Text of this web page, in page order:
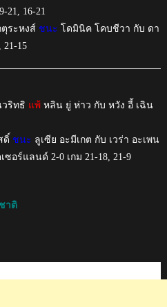
21, 16-21
ระหงส์ ชนะ โดมินิค โคบชีวา กับ ดา
21-15
ริทธิ แพ้หลิน ยู่ ห่าว กับ หวัง อี้ เฉิน
ดิ์ ชนะ ลูเซีย อะมีเกต กับ เวร่า อะเพน
อร์แลนด์ 2-0 เกม 21-18, 21-9
าติ